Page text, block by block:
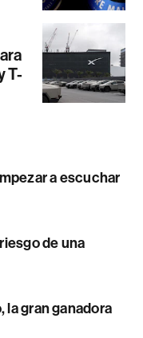
T-
a escuchar
de una
la gran ganadora